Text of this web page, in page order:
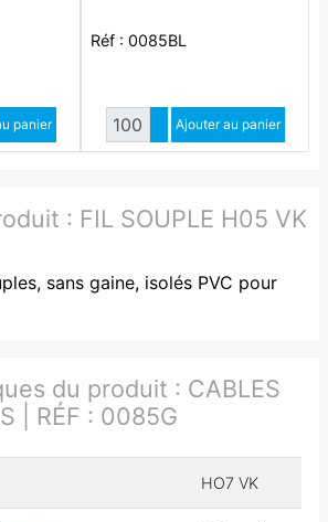
quantité
panier
Réf : 0085BL
Quantité
Augmenter quantité
Diminuer quantité
Ajouter au panier
: FIL SOUPLE H05 VK
sans gaine, isolés PVC pour
du produit : CABLES
| RÉF : 0085G
HO7 VK